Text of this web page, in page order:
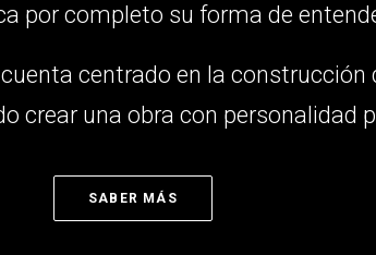
por completo su forma de
centrado en la
crear una obra con personalidad
SABER MÁS